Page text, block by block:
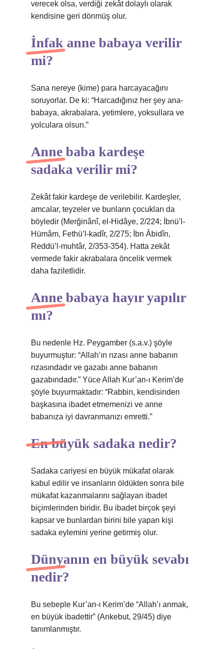
verecek olsa, verdiği zekât dolaylı olarak
kendisine geri dönmüş olur.
İnfak anne babaya verilir
mi?
Sana nereye (kime) para harcayacağını
soruyorlar. De ki: “Harcadığınız her şey ana-
babaya, akrabalara, yetimlere, yoksullara ve
yolculara olsun.”
Anne baba kardeşe
sadaka verilir mi?
Zekât fakir kardeşe de verilebilir. Kardeşler,
amcalar, teyzeler ve bunların çocukları da
böyledir (Merğinânî, el-Hidâye, 2/224; İbnü’l-
Hümâm, Fethü’l-kadîr, 2/275; İbn Âbidîn,
Reddü’l-muhtâr, 2/353-354). Hatta zekât
vermede fakir akrabalara öncelik vermek
daha faziletlidir.
Anne babaya hayır yapılır
mı?
Bu nedenle Hz. Peygamber (s.a.v.) şöyle
buyurmuştur: “Allah’ın rızası anne babanın
rızasındadır ve gazabı anne babanın
gazabındadır.” Yüce Allah Kur’an-ı Kerim’de
şöyle buyurmaktadır: “Rabbin, kendisinden
başkasına ibadet etmemenizi ve anne
babanıza iyi davranmanızı emretti.”
En büyük sadaka nedir?
Sadaka cariyesi en büyük mükafat olarak
kabul edilir ve insanların öldükten sonra bile
mükafat kazanmalarını sağlayan ibadet
biçimlerinden biridir. Bu ibadet birçok şeyi
kapsar ve bunlardan birini bile yapan kişi
sadaka eylemini yerine getirmiş olur.
Dünyanın en büyük sevabı
nedir?
Bu sebeple Kur’an-ı Kerim’de “Allah’ı anmak,
en büyük ibadettir” (Ankebut, 29/45) diye
tanımlanmıştır.